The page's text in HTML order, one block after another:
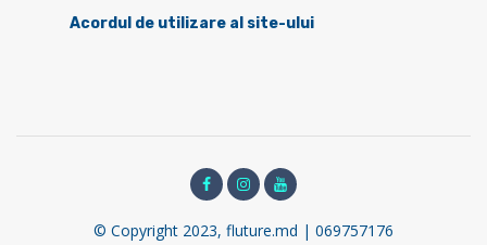
Acordul de utilizare al site-ului
© Copyright 2023, fluture.md | 069757176